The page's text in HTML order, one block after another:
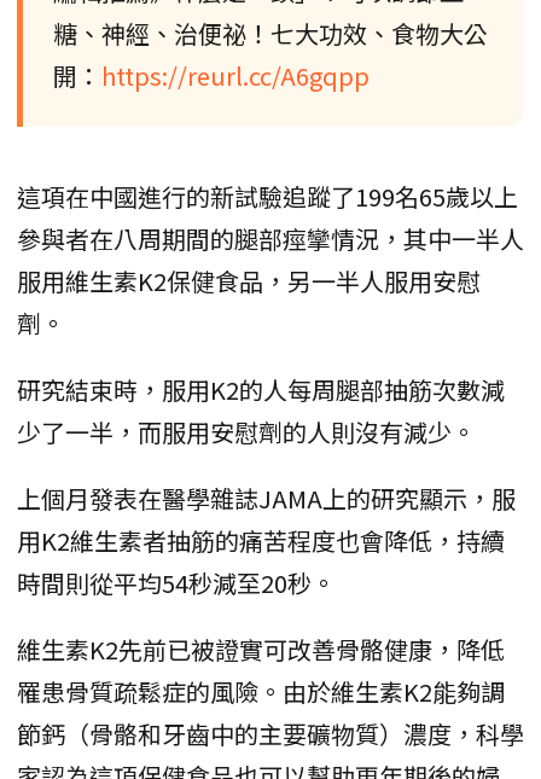
糖、神經、治便祕！七大功效、食物大公
開： https://reurl.cc/A6gqpp
這項在中國進行的新試驗追蹤了199名65歲以上
參與者在八周期間的腿部痙攣情況，其中一半人
服用維生素K2保健食品，另一半人服用安慰
劑。
研究結束時，服用K2的人每周腿部抽筋次數減
少了一半，而服用安慰劑的人則沒有減少。
上個月發表在醫學雜誌JAMA上的研究顯示，服
用K2維生素者抽筋的痛苦程度也會降低，持續
時間則從平均54秒減至20秒。
維生素K2先前已被證實可改善骨骼健康，降低
罹患骨質疏鬆症的風險。由於維生素K2能夠調
節鈣（骨骼和牙齒中的主要礦物質）濃度，科學